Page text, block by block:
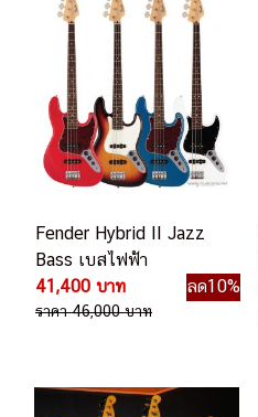
Fender Hybrid II Jazz
Bass เบสไฟฟ้า
41,400 บาท
ลด10%
ราคา 46,000 บาท